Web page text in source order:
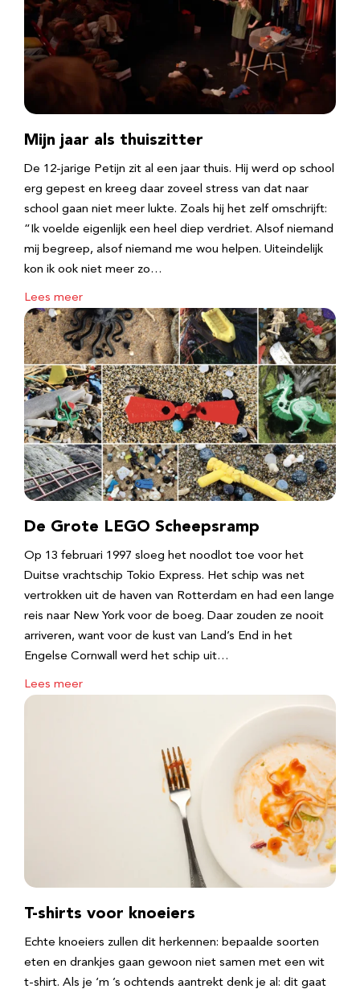
Mijn jaar als thuiszitter
De 12-jarige Petijn zit al een jaar thuis. Hij werd op school
erg gepest en kreeg daar zoveel stress van dat naar
school gaan niet meer lukte. Zoals hij het zelf omschrijft:
“Ik voelde eigenlijk een heel diep verdriet. Alsof niemand
mij begreep, alsof niemand me wou helpen. Uiteindelijk
kon ik ook niet meer zo…
Lees meer
De Grote LEGO Scheepsramp
Op 13 februari 1997 sloeg het noodlot toe voor het
Duitse vrachtschip Tokio Express. Het schip was net
vertrokken uit de haven van Rotterdam en had een lange
reis naar New York voor de boeg. Daar zouden ze nooit
arriveren, want voor de kust van Land’s End in het
Engelse Cornwall werd het schip uit…
Lees meer
T-shirts voor knoeiers
Echte knoeiers zullen dit herkennen: bepaalde soorten
eten en drankjes gaan gewoon niet samen met een wit
t-shirt. Als je ‘m ’s ochtends aantrekt denk je al: dit gaat